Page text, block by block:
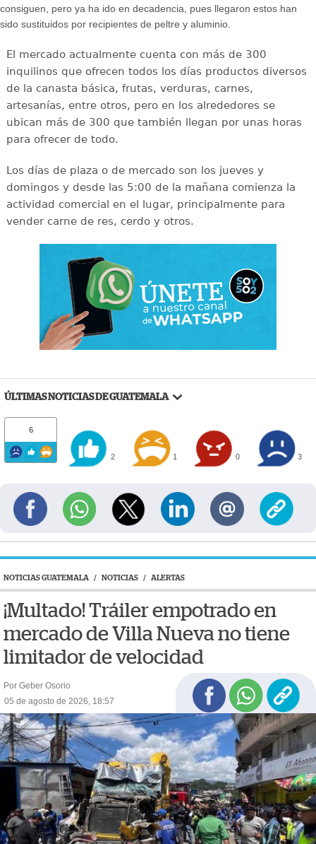
consiguen, pero ya ha ido en decadencia, pues llegaron estos han
sido sustituidos por recipientes de peltre y aluminio.
El mercado actualmente cuenta con más de 300
inquilinos que ofrecen todos los días productos diversos
de la canasta básica, frutas, verduras, carnes,
artesanías, entre otros, pero en los alrededores se
ubican más de 300 que también llegan por unas horas
para ofrecer de todo.
Los días de plaza o de mercado son los jueves y
domingos y desde las 5:00 de la mañana comienza la
actividad comercial en el lugar, principalmente para
vender carne de res, cerdo y otros.
ÚLTIMAS NOTICIAS DE GUATEMALA
6
2 1 0 3
NOTICIAS GUATEMALA / NOTICIAS / ALERTAS
¡Multado! Tráiler empotrado en
mercado de Villa Nueva no tiene
limitador de velocidad
Por Geber Osorio
05 de agosto de 2026, 18:57